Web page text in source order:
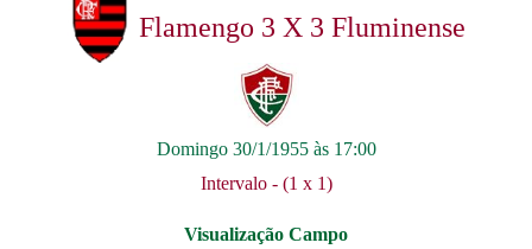
Flamengo 3 X 3 Fluminense
Domingo 30/1/1955 às 17:00
Intervalo - (1 x 1)